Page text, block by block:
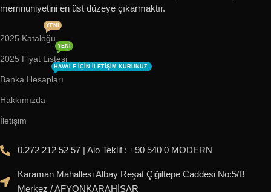
memnuniyetini en üst düzeye çıkarmaktır.
2025 Kataloğu
YENI
2025 Fiyat Listesi
YENI
Banka Hesapları
HAVALE IÇIN ILETIŞIM KURUNUZ.
Hakkımızda
İletişim
0.272 212 52 57 | Alo Teklif : +90 540 0 MODERN
Karaman Mahallesi Albay Reşat Çiğiltepe Caddesi No:5/B
Merkez / AFYONKARAHİSAR